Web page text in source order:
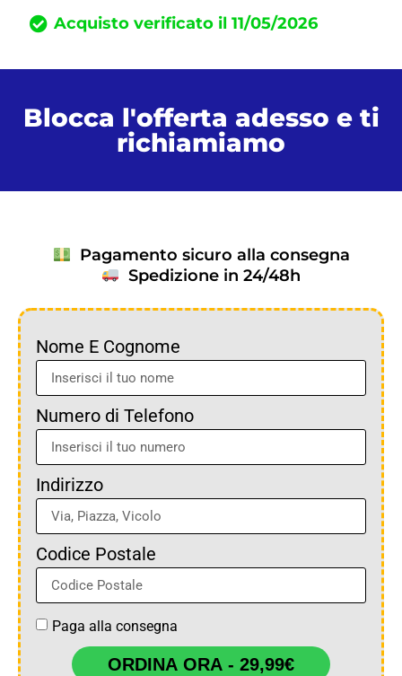
Acquisto verificato il 11/05/2026
Blocca l'offerta adesso e ti
richiamiamo
Pagamento sicuro alla consegna
Spedizione in 24/48h
Nome E Cognome
Numero di Telefono
Indirizzo
Codice Postale
Paga alla consegna
ORDINA ORA - 29,99€